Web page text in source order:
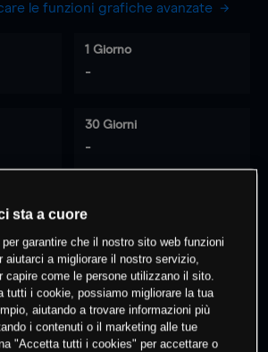
le funzioni grafiche avanzate
1 Giorno
-
30 Giorni
-
hanno posizioni
Fai trading
sta a cuore
garantire che il nostro sito web funzioni
aiutarci a migliorare il nostro servizio,
capire come le persone utilizzano il sito.
tutti i cookie, possiamo migliorare la tua
aiutando a trovare informazioni più
i contenuti o il marketing alle tue
"Accetta tutti i cookies" per accettare o